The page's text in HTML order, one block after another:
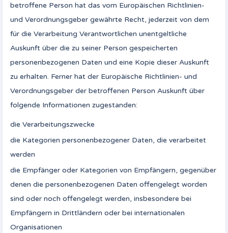
betroffene Person hat das vom Europäischen Richtlinien-
und Verordnungsgeber gewährte Recht, jederzeit von dem
für die Verarbeitung Verantwortlichen unentgeltliche
Auskunft über die zu seiner Person gespeicherten
personenbezogenen Daten und eine Kopie dieser Auskunft
zu erhalten. Ferner hat der Europäische Richtlinien- und
Verordnungsgeber der betroffenen Person Auskunft über
folgende Informationen zugestanden:
die Verarbeitungszwecke
die Kategorien personenbezogener Daten, die verarbeitet
werden
die Empfänger oder Kategorien von Empfängern, gegenüber
denen die personenbezogenen Daten offengelegt worden
sind oder noch offengelegt werden, insbesondere bei
Empfängern in Drittländern oder bei internationalen
Organisationen